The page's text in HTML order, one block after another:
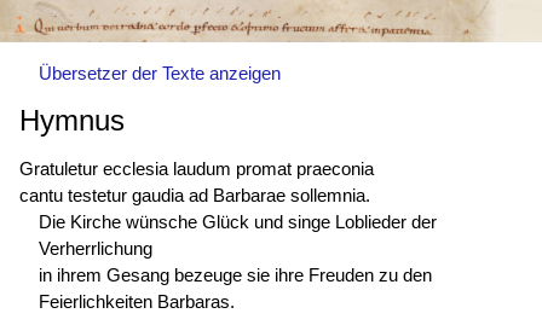
Übersetzer der Texte anzeigen
Hymnus
Gratuletur ecclesia laudum promat praeconia
cantu testetur gaudia ad Barbarae sollemnia.
Die Kirche wünsche Glück und singe Loblieder der
Verherrlichung
in ihrem Gesang bezeuge sie ihre Freuden zu den
Feierlichkeiten Barbaras.